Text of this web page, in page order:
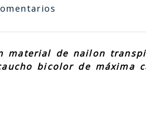
material de nailon
bicolor de máxima